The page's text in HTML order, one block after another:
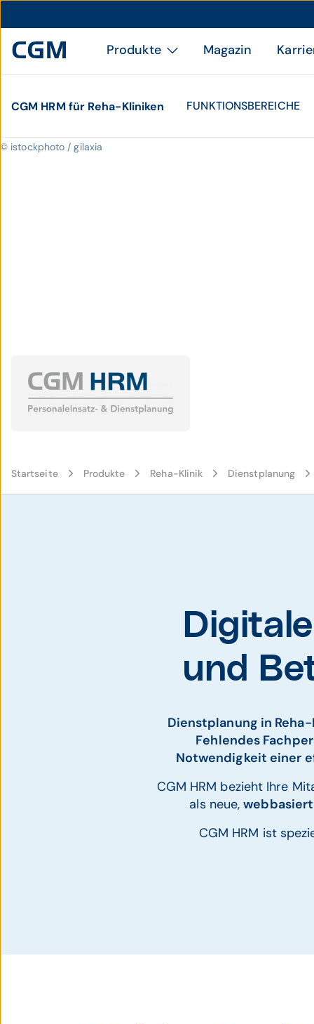
Produkte Magazin
CGM HRM für Reha-Kliniken FUNKTIONSBEREICHE
© istockphoto / gilaxia
Startseite Produkte Reha-Klinik Dienstplanung
und
Dienstplanung in
Fehlendes
Notwendigkeit einer
CGM HRM bezieht Ihre
als neue,
CGM HRM ist